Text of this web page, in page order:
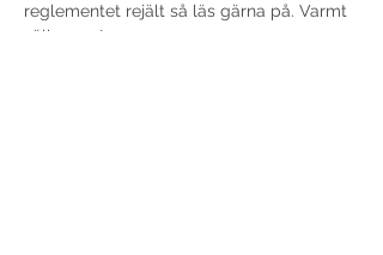
reglementet rejält så läs gärna på. Varmt
välkomna!